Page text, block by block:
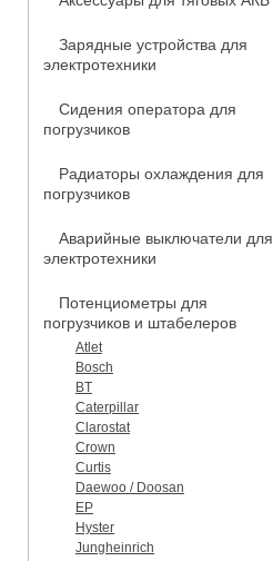
Зарядные устройства для
электротехники
Сидения оператора для
погрузчиков
Радиаторы охлаждения для
погрузчиков
Аварийные выключатели для
электротехники
Потенциометры для
погрузчиков и штабелеров
Atlet
Bosch
BT
Caterpillar
Clarostat
Crown
Curtis
Daewoo / Doosan
EP
Hyster
Jungheinrich